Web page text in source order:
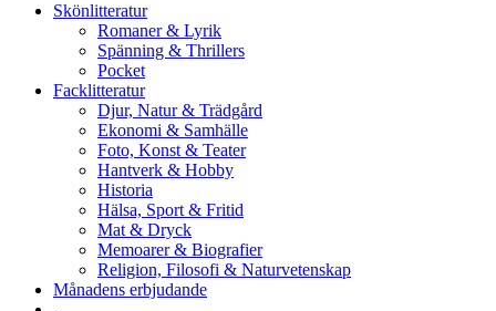
Skönlitteratur
Romaner & Lyrik
Spänning & Thrillers
Pocket
Facklitteratur
Djur, Natur & Trädgård
Ekonomi & Samhälle
Foto, Konst & Teater
Hantverk & Hobby
Historia
Hälsa, Sport & Fritid
Mat & Dryck
Memoarer & Biografier
Religion, Filosofi & Naturvetenskap
Månadens erbjudande